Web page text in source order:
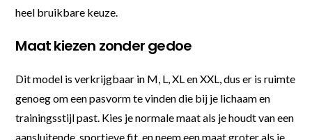
heel bruikbare keuze.
Maat kiezen zonder gedoe
Dit model is verkrijgbaar in M, L, XL en XXL, dus er is ruimte
genoeg om een pasvorm te vinden die bij je lichaam en
trainingsstijl past. Kies je normale maat als je houdt van een
aansluitende, sportieve fit, en neem een maat groter als je